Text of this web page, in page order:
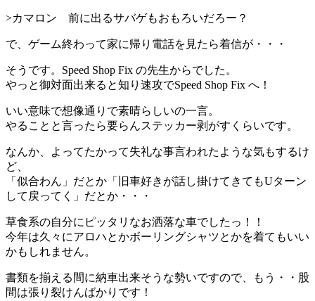
>カマロン 前に出るサバゲもおもろいだろー？
で、ゲーム終わって家に帰り電話を見たら着信が・・・
そうです。Speed Shop Fix の先生からでした。
やっと御対面出来ると知り速攻でSpeed Shop Fix へ！
いい意味で想像通りで素晴らしいの一言。
やることと言ったら要らんステッカー剥がすくらいです。
なんか、よってたかって失礼な事言われたような気もするけ
ど、
「似合わん」だとか「旧車好きが話し掛けてきてもUターン
して戻ってく」だとか・・・
草食系の自分にピッタリなお洒落な車でしたっ！！
今年は久々にアロハとかボーリングシャツとかを着てもいい
かもしれません。
書類を揃える間に納車出来そうな勢いですので、もう・・股
間は張り裂けんばかりです！